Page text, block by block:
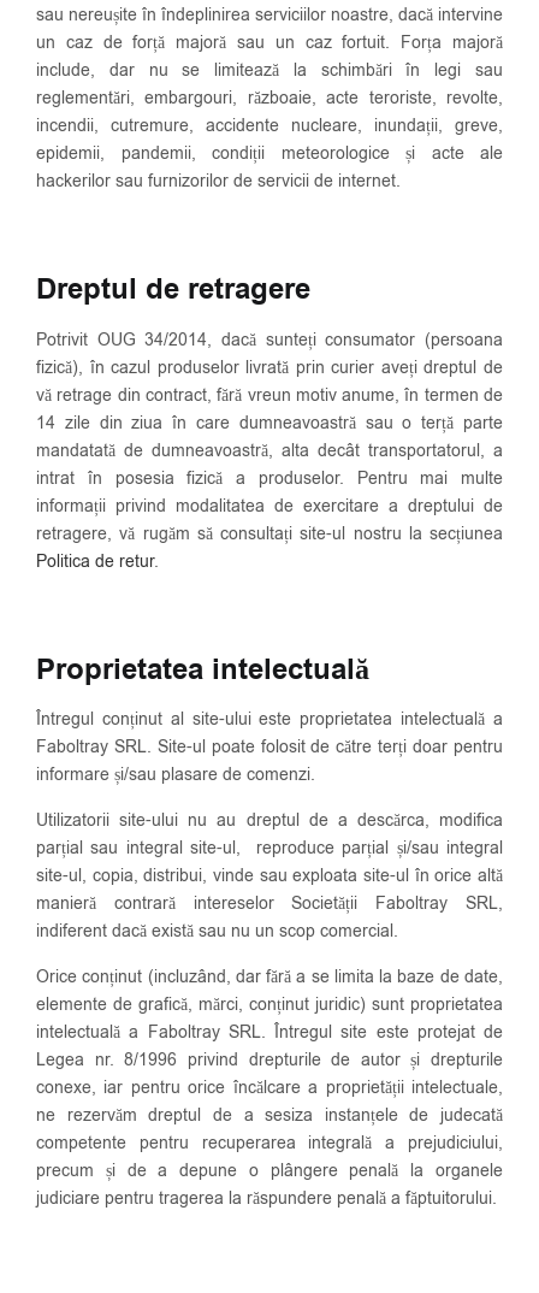
sau nereușite în îndeplinirea serviciilor noastre, dacă intervine
un caz de forță majoră sau un caz fortuit. Forța majoră
include, dar nu se limitează la schimbări în legi sau
reglementări, embargouri, războaie, acte teroriste, revolte,
incendii, cutremure, accidente nucleare, inundații, greve,
epidemii, pandemii, condiții meteorologice și acte ale
hackerilor sau furnizorilor de servicii de internet.
Dreptul de retragere
Potrivit OUG 34/2014, dacă sunteți consumator (persoana
fizică), în cazul produselor livrată prin curier aveți dreptul de
vă retrage din contract, fără vreun motiv anume, în termen de
14 zile din ziua în care dumneavoastră sau o terță parte
mandatată de dumneavoastră, alta decât transportatorul, a
intrat în posesia fizică a produselor. Pentru mai multe
informații privind modalitatea de exercitare a dreptului de
retragere, vă rugăm să consultați site-ul nostru la secțiunea
Politica de retur.
Proprietatea intelectuală
Întregul conținut al site-ului este proprietatea intelectuală a
Faboltray SRL. Site-ul poate folosit de către terți doar pentru
informare și/sau plasare de comenzi.
Utilizatorii site-ului nu au dreptul de a descărca, modifica
parțial sau integral site-ul, reproduce parțial și/sau integral
site-ul, copia, distribui, vinde sau exploata site-ul în orice altă
manieră contrară intereselor Societății Faboltray SRL,
indiferent dacă există sau nu un scop comercial.
Orice conținut (incluzând, dar fără a se limita la baze de date,
elemente de grafică, mărci, conținut juridic) sunt proprietatea
intelectuală a Faboltray SRL. Întregul site este protejat de
Legea nr. 8/1996 privind drepturile de autor și drepturile
conexe, iar pentru orice încălcare a proprietății intelectuale,
ne rezervăm dreptul de a sesiza instanțele de judecată
competente pentru recuperarea integrală a prejudiciului,
precum și de a depune o plângere penală la organele
judiciare pentru tragerea la răspundere penală a făptuitorului.